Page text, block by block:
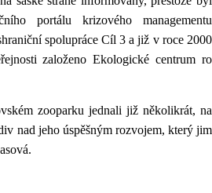
portálu krizového managementu
spolupráce Cíl 3 a již v roce 2000
založeno Ekologické centrum ro
zooparku jednali již několikrát, na
nad jeho úspěšným rozvojem, který jim